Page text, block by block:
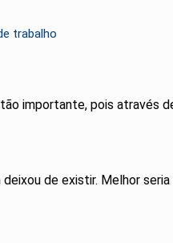
trabalho
importante, pois através
de existir. Melhor